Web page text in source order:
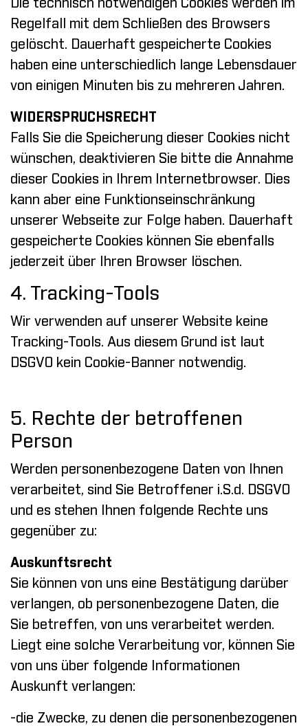
Die technisch notwendigen Cookies werden im
Regelfall mit dem Schließen des Browsers
gelöscht. Dauerhaft gespeicherte Cookies
haben eine unterschiedlich lange Lebensdauer
von einigen Minuten bis zu mehreren Jahren.
WIDERSPRUCHSRECHT
Falls Sie die Speicherung dieser Cookies nicht
wünschen, deaktivieren Sie bitte die Annahme
dieser Cookies in Ihrem Internetbrowser. Dies
kann aber eine Funktionseinschränkung
unserer Webseite zur Folge haben. Dauerhaft
gespeicherte Cookies können Sie ebenfalls
jederzeit über Ihren Browser löschen.
4. Tracking-Tools
Wir verwenden auf unserer Website keine
Tracking-Tools. Aus diesem Grund ist laut
DSGVO kein Cookie-Banner notwendig.
5. Rechte der betroffenen
Person
Werden personenbezogene Daten von Ihnen
verarbeitet, sind Sie Betroffener i.S.d. DSGVO
und es stehen Ihnen folgende Rechte uns
gegenüber zu:
Auskunftsrecht
Sie können von uns eine Bestätigung darüber
verlangen, ob personenbezogene Daten, die
Sie betreffen, von uns verarbeitet werden.
Liegt eine solche Verarbeitung vor, können Sie
von uns über folgende Informationen
Auskunft verlangen:
-die Zwecke, zu denen die personenbezogenen